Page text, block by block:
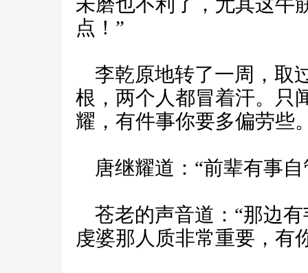
点！”
李乾原地转了一周，取
根，两个人都冒着汗。只
耀，有件事你要多偏劳些
唐继耀道：“前辈有事自
苍老的声音道：“那边
虔婆那人质非常重要，有